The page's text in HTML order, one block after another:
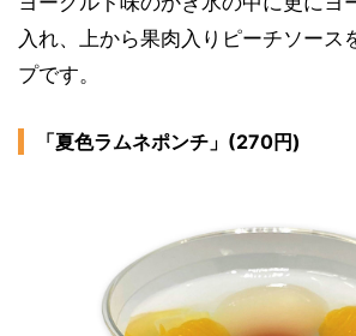
入れ、上から果肉入りピーチソース
プです。
「夏色ラムネポンチ」(270円)